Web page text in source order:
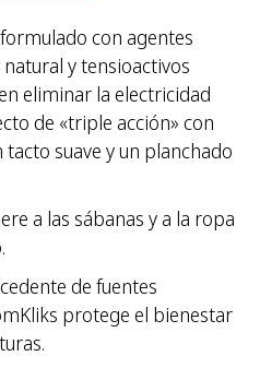
con agentes
y tensioactivos
eliminar la electricidad
de «triple acción» con
suave y un planchado
a las sábanas y a la ropa
de fuentes
protege el bienestar